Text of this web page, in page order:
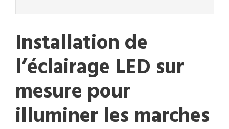
Installation de
l’éclairage LED sur
mesure pour
illuminer les marches